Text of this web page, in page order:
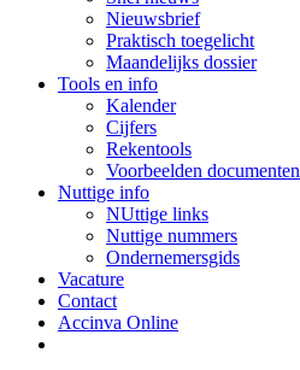
Nieuwsbrief
Praktisch toegelicht
Maandelijks dossier
Tools en info
Kalender
Cijfers
Rekentools
Voorbeelden documenten
Nuttige info
NUttige links
Nuttige nummers
Ondernemersgids
Vacature
Contact
Accinva Online